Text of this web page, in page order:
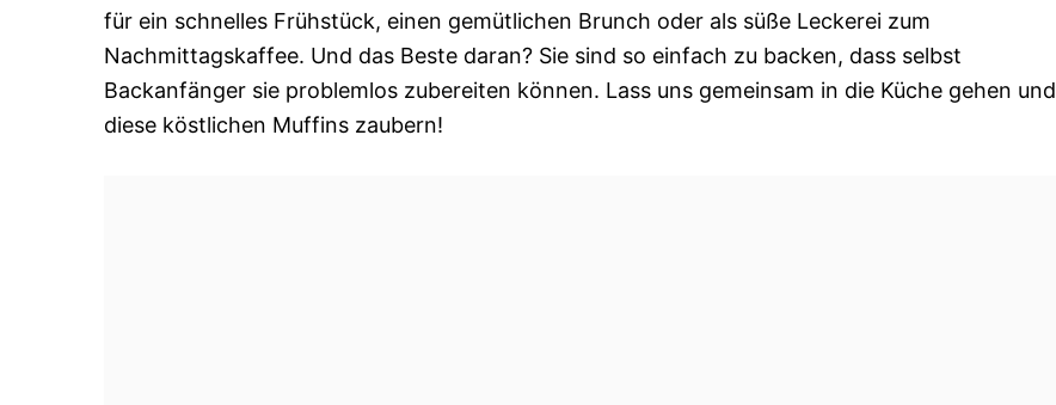
für ein schnelles Frühstück, einen gemütlichen Brunch oder als süße Leckerei zum
Nachmittagskaffee. Und das Beste daran? Sie sind so einfach zu backen, dass selbst
Backanfänger sie problemlos zubereiten können. Lass uns gemeinsam in die Küche gehen und
diese köstlichen Muffins zaubern!